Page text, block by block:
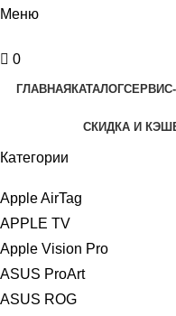
Меню
0
ГЛАВНАЯ КАТАЛОГ
СКИДКА И
Категории
Apple AirTag
APPLE TV
Apple Vision Pro
ASUS ProArt
ASUS ROG